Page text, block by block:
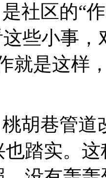
社区的“
些小事
就是这样
胡巷管道
踏实。